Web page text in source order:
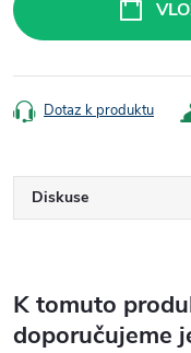
Dotaz k produktu
Diskuse
K tomuto
doporučujeme